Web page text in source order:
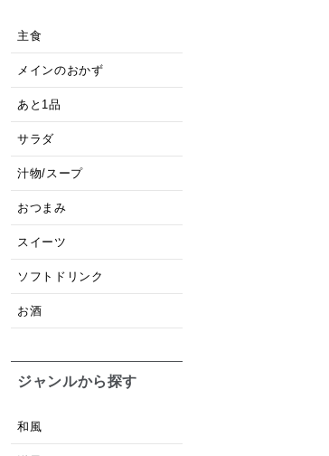
主食
メインのおかず
あと1品
サラダ
汁物/スープ
おつまみ
スイーツ
ソフトドリンク
お酒
ジャンルから探す
和風